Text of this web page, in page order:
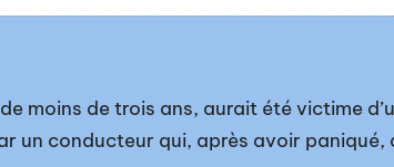
moins de trois ans, aurait été victime
un conducteur qui, après avoir paniqué,